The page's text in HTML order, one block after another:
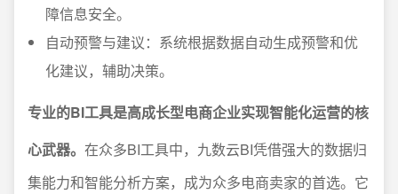
障信息安全。
自动预警与建议：系统根据数据自动生成预警和优
化建议，辅助决策。
专业的BI工具是高成长型电商企业实现智能化运营的核
心武器。 在众多BI工具中，九数云BI凭借强大的数据归
集能力和智能分析方案，成为众多电商卖家的首选。它